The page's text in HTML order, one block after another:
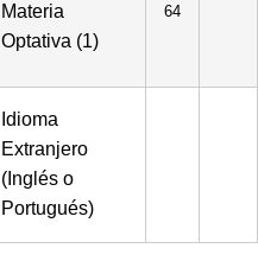
Materia
Optativa (1)
64
Idioma
Extranjero
(Inglés o
Portugués)